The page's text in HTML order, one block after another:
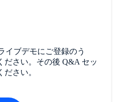
イブデモにご登録のう
ださい。その後 Q&A セッ
さい。